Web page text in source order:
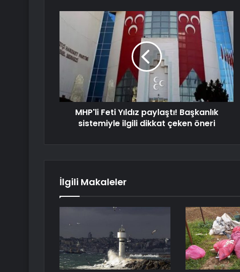
MHP'li Feti Yıldız paylaştı! Başkanlık
sistemiyle ilgili dikkat çeken öneri
İlgili Makaleler